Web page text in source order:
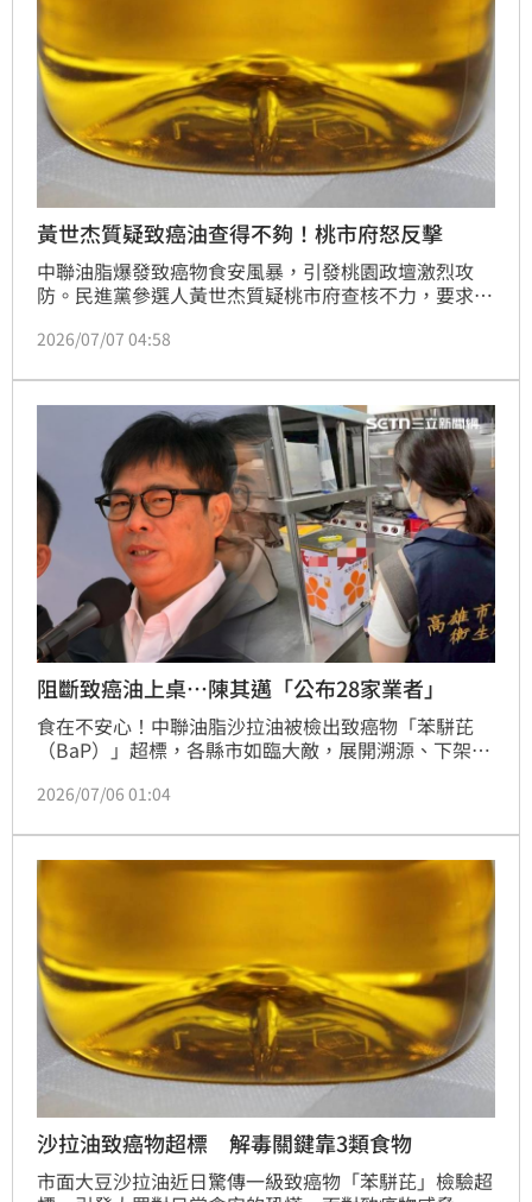
黃世杰質疑致癌油查得不夠！桃市府怒反擊
中聯油脂爆發致癌物食安風暴，引發桃園政壇激烈攻
防。民進黨參選人黃世杰質疑桃市府查核不力，要求公
楚東強硬回擊，痛批黃世杰神隱五日後才發聲，且刻意
查扭曲為政治攻擊。羅楚東強調，衛生局與教育局始終
堅守崗位，配合中央流向資訊全力追查並下架問題油
品，絕無懈怠。他更直言黃世杰此舉是為了政治操作，
不僅抹殺基層同仁辛勞
2026/07/07 04:58
阻斷致癌油上桌…陳其邁「公布28家業者」
食在不安心！中聯油脂沙拉油被檢出致癌物「苯駢芘
（BaP）」超標，各縣市如臨大敵，展開溯源、下架油
之外，市長陳其邁今（6）日再公布28家第二層下游業
今日上午10時已回收共3514.2公升。
2026/07/06 01:04
沙拉油致癌物超標 解毒關鍵靠3類食物
市面大豆沙拉油近日驚傳一級致癌物「苯駢芘」檢驗超